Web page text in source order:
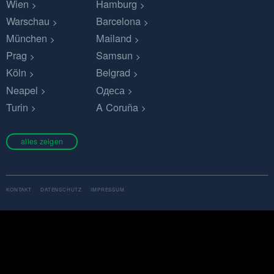
Wien
Hamburg
Warschau
Barcelona
München
Mailand
Prag
Samsun
Köln
Belgrad
Neapel
Одеса
Turin
A Coruña
alles zeigen
KONTAKT DATENSCHUTZ IMPRESSUM